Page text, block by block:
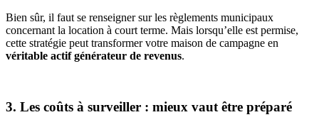
Bien sûr, il faut se renseigner sur les règlements municipaux
concernant la location à court terme. Mais lorsqu’elle est permise,
cette stratégie peut transformer votre maison de campagne en
véritable actif générateur de revenus.
3. Les coûts à surveiller : mieux vaut être préparé